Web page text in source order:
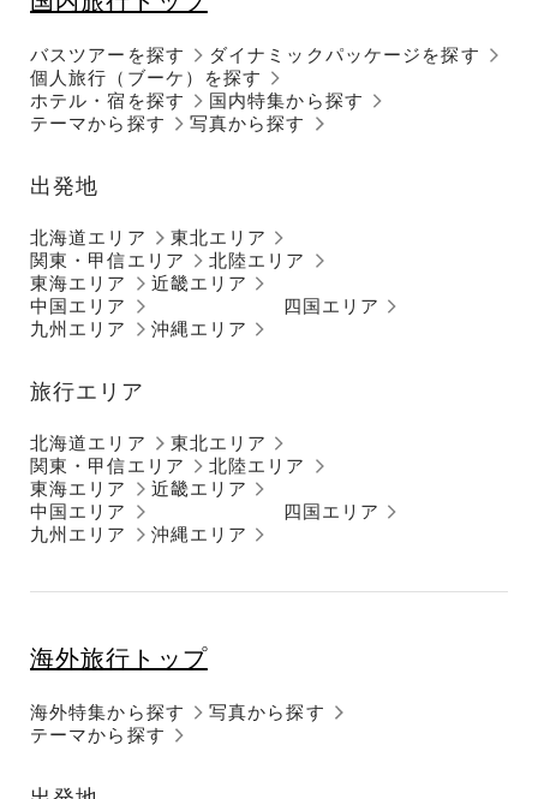
バスツアーを探す
個人旅行（ブーケ）を探す
ダイナミックパッケージを探す
ホテル・宿を探す
国内特集から探す
テーマから探す
写真から探す
出発地
北海道エリア
東北エリア
関東・甲信エリア
北陸エリア
東海エリア
近畿エリア
中国エリア
四国エリア
九州エリア
沖縄エリア
旅行エリア
北海道エリア
東北エリア
関東・甲信エリア
北陸エリア
東海エリア
近畿エリア
中国エリア
四国エリア
九州エリア
沖縄エリア
海外旅行トップ
海外特集から探す
テーマから探す
写真から探す